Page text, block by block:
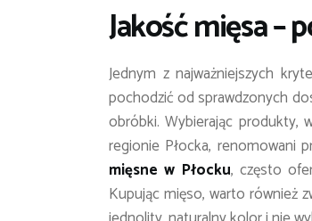
Jakość mięsa
Jednym z najważniejszych
pochodzić od sprawdzonych
obróbki. Wybierając produkty,
regionie Płocka, renomowani
mięsne w Płocku, często
Kupując mięso, warto również